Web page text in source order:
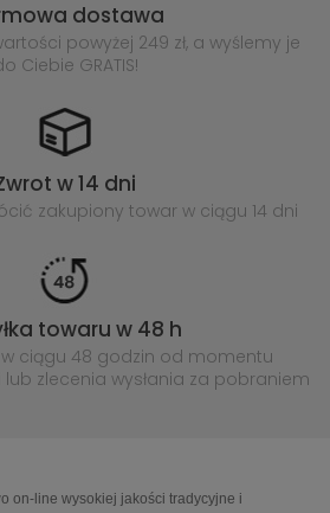
dostawa
powyżej 249 zł, a wyślemy je
Ciebie GRATIS!
w 14 dni
zakupiony towar w ciągu 14 dni
towaru w 48 h
ciągu 48 godzin od momentu
lub zlecenia wysłania za pobraniem
on-line wysokiej jakości tradycyjne i